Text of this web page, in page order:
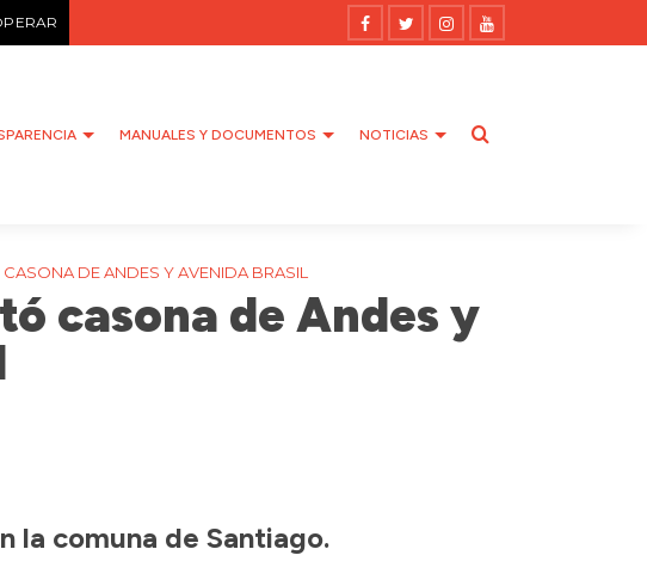
MANUALES Y DOCUMENTOS NOTICIAS
DE ANDES Y AVENIDA BRASIL
casona de Andes y
la comuna de Santiago.